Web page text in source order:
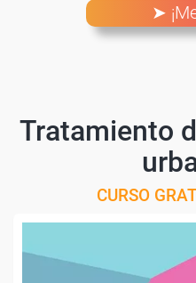
➤
Tratamiento
CURSO